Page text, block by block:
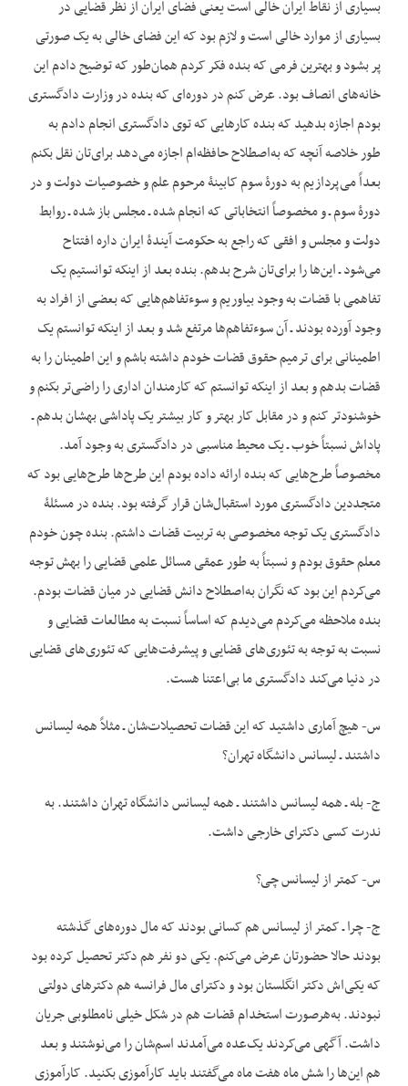
بسیاری از نقاط ایران خالی است یعنی فضای ایران از نظر قضایی در
بسیاری از موارد خالی است و لازم بود که این فضای خالی به یک صورتی
پر بشود و بهترین فرمی که بنده فکر کردم همان‌طور که توضیح دادم این
خانه‌های انصاف بود. عرض کنم در دوره‌ای که بنده در وزارت دادگستری
بودم اجازه بدهید که بنده کارهایی که توی دادگستری انجام دادم به
طور خلاصه آنچه که به‌اصطلاح حافظه‌ام اجازه می‌دهد برای‌تان نقل بکنم
بعداً می‌پردازیم به دورۀ سوم کابینۀ مرحوم علم و خصوصیات دولت و در
دورۀ سوم ـ و مخصوصاً انتخاباتی که انجام شده ـ مجلس باز شده ـ روابط
دولت و مجلس و افقی که راجع به حکومت آیندۀ ایران داره افتتاح
می‌شود ـ این‌ها را برای‌تان شرح بدهم. بنده بعد از این‏که توانستیم یک
تفاهمی با قضات به وجود بیاوریم و سوءتفاهم‌هایی که بعضی از افراد به
وجود آورده بودند ـ آن سوءتفاهم‌ها مرتفع شد و بعد از این‏که توانستم یک
اطمینانی برای ترمیم حقوق قضات خودم داشته باشم و این اطمینان را به
قضات بدهم و بعد از این‏که توانستم که کارمندان اداری را راضی‌تر بکنم و
خوشنودتر کنم و در مقابل کار بهتر و کار بیشتر یک پاداشی بهشان بدهم ـ
پاداش نسبتاً خوب ـ یک محیط مناسبی در دادگستری به وجود آمد.
مخصوصاً طرح‌هایی که بنده ارائه داده بودم این طرح‌ها طرح‌هایی بود که
متجددین دادگستری مورد استقبال‌شان قرار گرفته بود. بنده در مسئلۀ
دادگستری یک توجه مخصوصی به تربیت قضات داشتم. بنده چون خودم
معلم حقوق بودم و نسبتاً به طور عمقی مسائل علمی قضایی را بهش توجه
می‌کردم این بود که نگران به‌اصطلاح دانش قضایی در میان قضات بودم.
بنده ملاحظه می‌کردم می‌دیدم که اساساً نسبت به مطالعات قضایی و
نسبت به توجه به تئوری‌های قضایی و پیشرفت‌هایی که تئوری‌های قضایی
در دنیا می‌کند دادگستری ما بی‌اعتنا هست.
س- هیچ آماری داشتید که این قضات تحصیلات‌شان ـ مثلاً همه لیسانس
داشتند ـ لیسانس دانشگاه تهران؟
ج- بله ـ همه لیسانس داشتند ـ همه لیسانس دانشگاه تهران داشتند. به
ندرت کسی دکترای خارجی داشت.
س- کمتر از لیسانس چی؟
ج- چرا ـ کمتر از لیسانس هم کسانی بودند که مال دوره‌های گذشته
بودند حالا حضورتان عرض می‌کنم. یکی دو نفر هم دکتر تحصیل کرده بود
که یکی‌اش دکتر انگلستان بود و دکترای مال فرانسه هم دکترهای دولتی
نبودند. به‌هرصورت استخدام قضات هم در شکل خیلی نامطلوبی جریان
داشت. آگهی می‌کردند یک‌عده می‌آمدند اسم‌شان را می‌نوشتند و بعد
هم این‌ها را شش ماه هفت ماه می‌گفتند باید کارآموزی بکنید. کارآموزی